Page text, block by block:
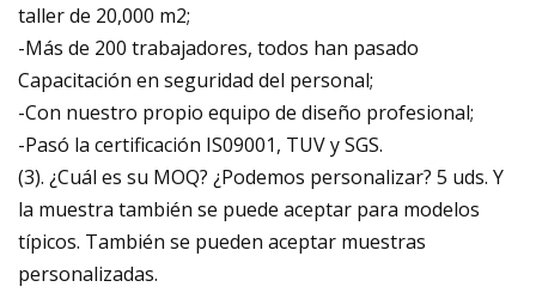
taller de 20,000 m2;
-Más de 200 trabajadores, todos han pasado
Capacitación en seguridad del personal;
-Con nuestro propio equipo de diseño profesional;
-Pasó la certificación IS09001, TUV y SGS.
(3). ¿Cuál es su MOQ? ¿Podemos personalizar? 5 uds. Y
la muestra también se puede aceptar para modelos
típicos. También se pueden aceptar muestras
personalizadas.